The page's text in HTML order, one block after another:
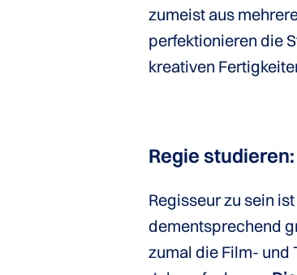
zumeist aus
perfektionieren die
kreativen
Regie
Regisseur zu sein
dementsprechend
zumal die Film- und